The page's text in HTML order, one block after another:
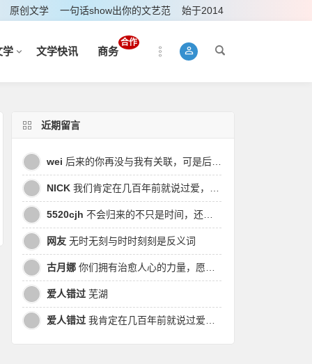
原创文学 一句话show出你的文艺范 始于2014
学 文学快讯 商务
合作
近期留言
wei 后来的你再没与我有关联，可是后来我的时间皆是你，都说地球是个圆，为何兜兜转转却走不到原点
NICK 我们肯定在几百年前就说过爱，今生却错过。此生无悔，与你爱过。茕茕孑立，且看我对酒当歌，与影对酌。
5520cjh 不会归来的不只是时间，还有曾经的我
网友 无时无刻与时时刻刻是反义词
古月娜 你们拥有治愈人心的力量，愿也将丑陋的人性一起泯灭吧！
爱人错过 芜湖
爱人错过 我肯定在几百年前就说过爱你，只是你忘了，我也记不起。我肯定在几百年前就说过爱你，只是你忘了，我也记不起。 走过路过没遇过，回头转头还是错。你我不曾感受过，相撞在街口，相撞在街口。